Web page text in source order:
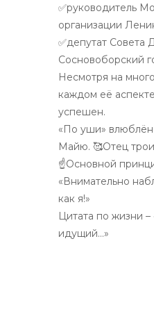
✅руководитель
организации
✅депутат Совета
Сосновоборский
Несмотря на
каждом её
успешен.
«По уши»
Майю. 🥰Отец
☝Основной
«Внимательно
как я!»
Цитата по жизни
идущий…»